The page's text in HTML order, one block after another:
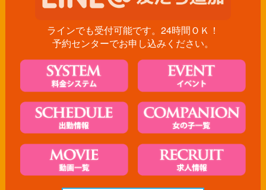
ラインでも受付可能です。24時間ＯＫ！
予約センターでお申し込みください。